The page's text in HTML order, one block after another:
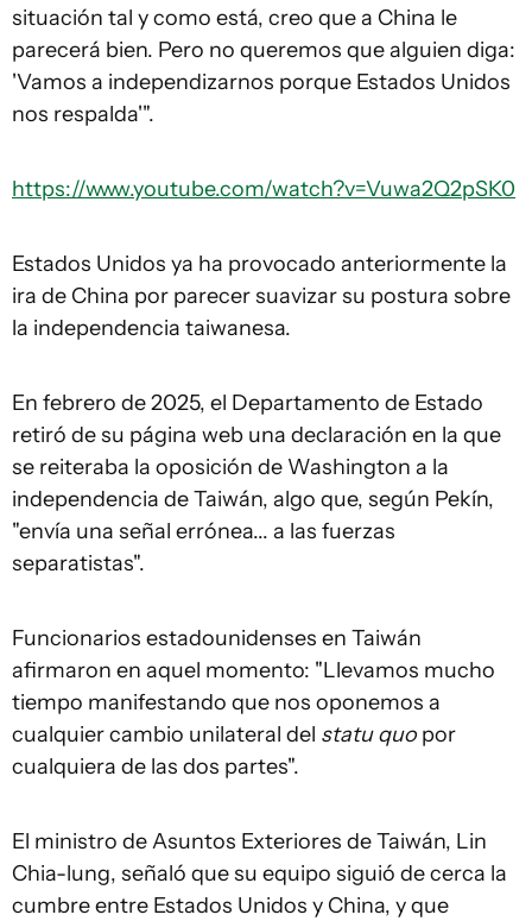
situación tal y como está, creo que a China le
parecerá bien. Pero no queremos que alguien diga:
'Vamos a independizarnos porque Estados Unidos
nos respalda'".
https://www.youtube.com/watch?v=Vuwa2Q2pSK0
Estados Unidos ya ha provocado anteriormente la
ira de China por parecer suavizar su postura sobre
la independencia taiwanesa.
En febrero de 2025, el Departamento de Estado
retiró de su página web una declaración en la que
se reiteraba la oposición de Washington a la
independencia de Taiwán, algo que, según Pekín,
"envía una señal errónea... a las fuerzas
separatistas".
Funcionarios estadounidenses en Taiwán
afirmaron en aquel momento: "Llevamos mucho
tiempo manifestando que nos oponemos a
cualquier cambio unilateral del statu quo por
cualquiera de las dos partes".
El ministro de Asuntos Exteriores de Taiwán, Lin
Chia-lung, señaló que su equipo siguió de cerca la
cumbre entre Estados Unidos y China, y que